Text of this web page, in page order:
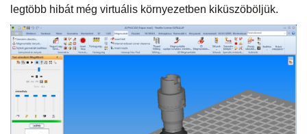
legtöbb hibát még virtuális környezetben kiküszöböljük.